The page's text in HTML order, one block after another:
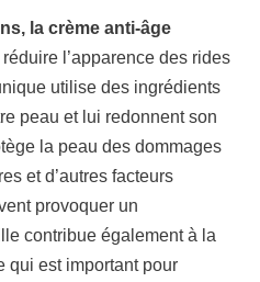
la crème anti-âge
l’apparence des rides
utilise des ingrédients
peau et lui redonnent son
la peau des dommages
et d’autres facteurs
provoquer un
contribue également à la
qui est important pour